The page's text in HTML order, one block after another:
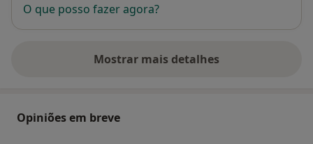
O que posso fazer agora?
Mostrar mais detalhes
sobre o endereço
Opiniões em breve